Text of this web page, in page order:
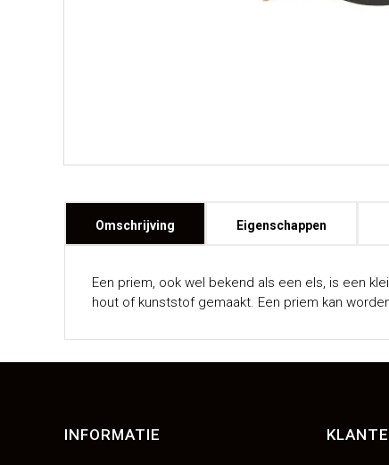
Omschrijving
Een priem, ook wel bekend als een els, is een
hout of kunststof gemaakt. Een priem kan
Eigenschappen
INFORMATIE